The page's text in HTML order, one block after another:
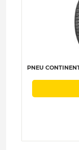
PNEU